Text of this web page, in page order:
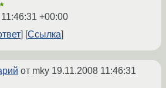
+00:00
Ссылка
от mky 19.11.2008 11:46:31